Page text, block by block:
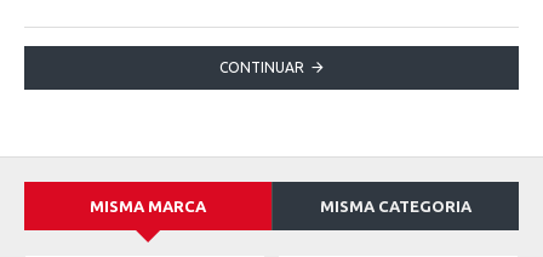
CONTINUAR
MISMA MARCA MISMA CATEGORIA